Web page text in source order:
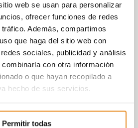
web se usan para personalizar
ofrecer funciones de redes
Además, compartimos
que haga del sitio web con
sociales, publicidad y análisis
con otra información
o que hayan recopilado a
hecho de sus servicios.
Permitir todas
inmobiliaria
el desarrollo, inversión y
residenciales, refuerza,
de su segundo sello de
Segura y saludable
Norte,su apuesta por la
así como su
el desarrollo de viviendas
una carrera que
convirtiéndose en